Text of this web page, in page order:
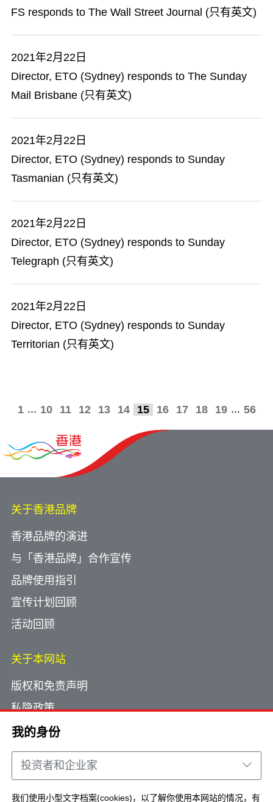
我的身份
投资者和企业家
我们使用小型文字档案(cookies)，以了解你使用本网站的情况，有
FS responds to The Wall Street Journal (只有英文)
2021年2月22日
Director, ETO (Sydney) responds to The Sunday
Mail Brisbane (只有英文)
2021年2月22日
Director, ETO (Sydney) responds to Sunday
Tasmanian (只有英文)
2021年2月22日
Director, ETO (Sydney) responds to Sunday
Telegraph (只有英文)
2021年2月22日
Director, ETO (Sydney) responds to Sunday
Territorian (只有英文)
1 ... 10 11 12 13 14 15 16 17 18 19 ... 56
关于香港品牌
香港品牌的演进
与「香港品牌」合作宣传
品牌使用指引
宣传计划回顾
活动回顾
关于本网站
版权和免责声明
私隐政策
使用小型文字档案
网页指南
联络我们